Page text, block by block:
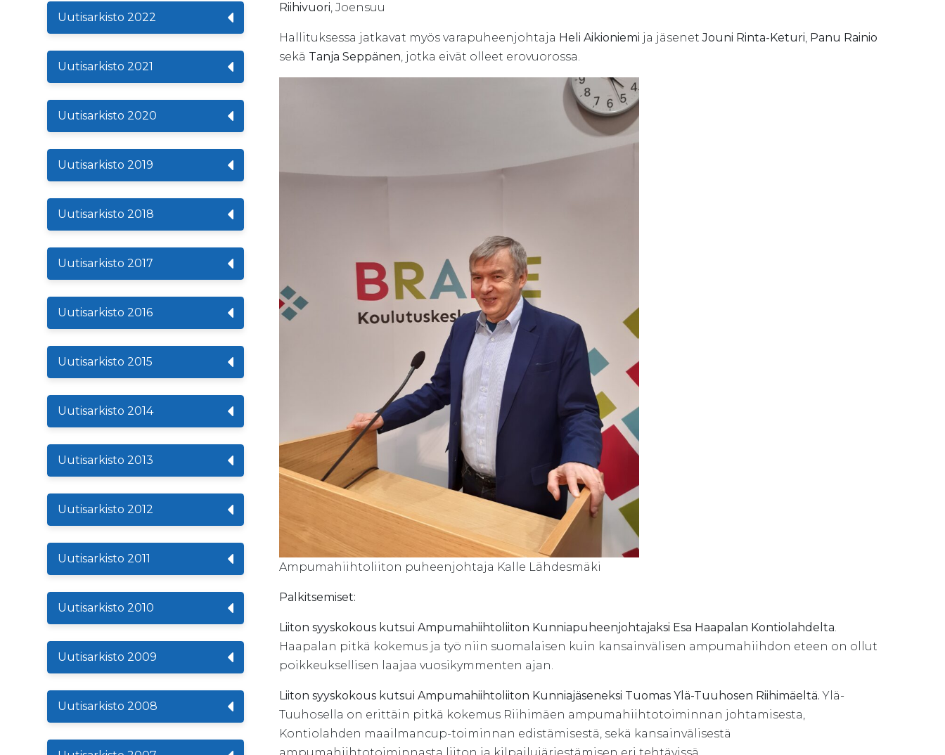
Uutisarkisto 2022
Uutisarkisto 2021
Uutisarkisto 2020
Uutisarkisto 2019
Uutisarkisto 2018
Uutisarkisto 2017
Uutisarkisto 2016
Uutisarkisto 2015
Uutisarkisto 2014
Uutisarkisto 2013
Uutisarkisto 2012
Uutisarkisto 2011
Uutisarkisto 2010
Uutisarkisto 2009
Uutisarkisto 2008
Riihivuori, Joensuu
Hallituksessa jatkavat myös varapuheenjohtaja Heli Aikioniemi ja jäsenet Jouni Rinta-Keturi, Panu Rainio
sekä Tanja Seppänen, jotka eivät olleet erovuorossa.
Ampumahiihtoliiton puheenjohtaja Kalle Lähdesmäki
Palkitsemiset:
Liiton syyskokous kutsui Ampumahiihtoliiton Kunniapuheenjohtajaksi Esa Haapalan Kontiolahdelta
Haapalan pitkä kokemus ja työ niin suomalaisen kuin kansainvälisen ampumahiihdon eteen on ollut
poikkeuksellisen laajaa vuosikymmenten ajan.
Liiton syyskokous kutsui Ampumahiihtoliiton Kunniajäseneksi Tuomas Ylä-Tuuhosen Riihimäeltä. Ylä-
Tuuhosella on erittäin pitkä kokemus Riihimäen ampumahiihtotoiminnan johtamisesta,
Kontiolahden maailmancup-toiminnan edistämisestä, sekä kansainvälisestä
ampumahiihtotoiminnasta liiton ja kilpailujärjestämisen eri tehtävissä.